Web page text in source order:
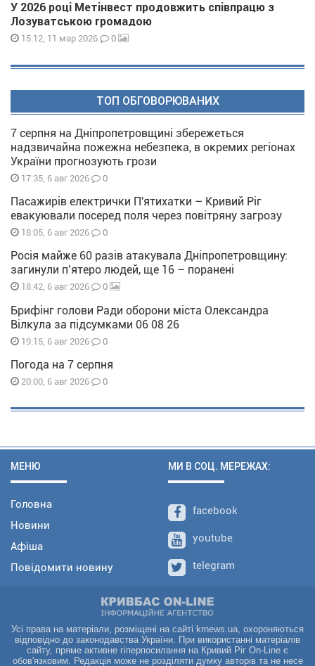
У 2026 році Метінвест продовжить співпрацю з
Лозуватською громадою
15:12, 11 мар 2026 0
ТОП ОБГОВОРЮВАНИХ
7 серпня на Дніпропетровщині збережеться
надзвичайна пожежна небезпека, в окремих регіонах
України прогнозують грози
17:35, 6 авг 2026 0
Пасажирів електрички П'ятихатки – Кривий Ріг
евакуювали посеред поля через повітряну загрозу
18:05, 6 авг 2026 0
Росія майже 60 разів атакувала Дніпропетровщину:
загинули п’ятеро людей, ще 16 – поранені
18:42, 6 авг 2026 0
Брифінг голови Ради оборони міста Олександра
Вілкула за підсумками 06 08 26
19:15, 6 авг 2026 0
Погода на 7 серпня
20:00, 6 авг 2026 0
МЕНЮ
Головна
Новини
Афіша
Повідомити новину
МИ В СОЦ. МЕРЕЖАХ:
facebook
youtube
telegram
Усі права на матеріали, розміщені на сайті krnews.ua, охороняються
відповідно до законодавства України. При використанні матеріалів
сайту, пряме активне гіперпосилання на Кривий Ріг On-Line є
обов'язковим. Редакція може не розділяти думку авторів та не несе